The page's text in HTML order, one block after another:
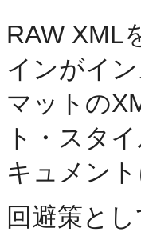
RAW XML
インがイ
マットの
ト・スタ
キュメン
回避策と